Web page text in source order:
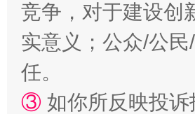
竞争，对于建设创
实意义；公众/公
任。
③ 如你所反映投